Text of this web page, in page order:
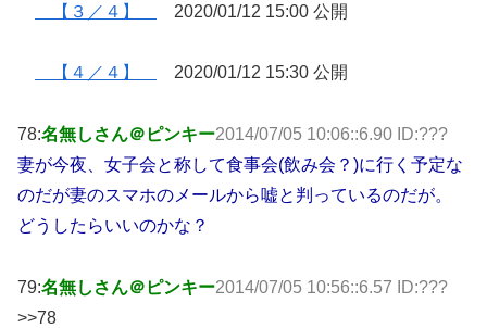
【３／４】 2020/01/12 15:00 公開
【４／４】 2020/01/12 15:30 公開
78:名無しさん＠ピンキー2014/07/05 10:06::6.90 ID:???
妻が今夜、女子会と称して食事会(飲み会？)に行く予定な
のだが妻のスマホのメールから嘘と判っているのだが。
どうしたらいいのかな？
79:名無しさん＠ピンキー2014/07/05 10:56::6.57 ID:???
>>78